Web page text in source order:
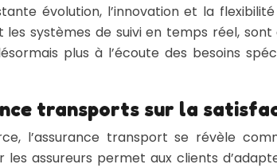
évolution, l’innovation et la
systèmes de suivi en temps réel,
plus à l’écoute des besoins
transports sur la
l’assurance transport se révèle
assureurs permet aux clients